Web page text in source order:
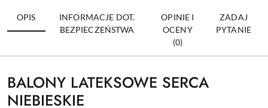
OPIS
INFORMACJE DOT.
BEZPIECZEŃSTWA
OPINIE I
OCENY
(0)
ZADAJ
PYTANIE
BALONY LATEKSOWE SERCA
NIEBIESKIE